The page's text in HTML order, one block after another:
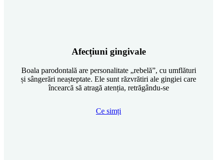
Afecțiuni gingivale
Boala parodontală are personalitate „rebelă”, cu umflături
și sângerări neașteptate. Ele sunt răzvrătiri ale gingiei care
încearcă să atragă atenția, retrăgându-se
Ce simți